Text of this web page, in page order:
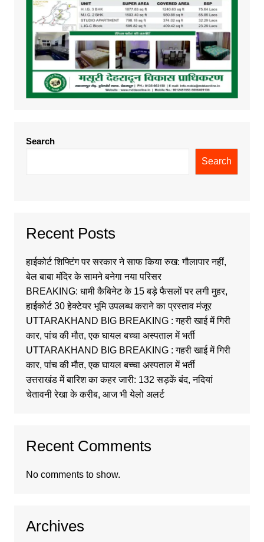
Search
Search
Recent Posts
हाईकोर्ट शिफ्टिंग पर सरकार ने साफ किया रुख: गौलापार नहीं,
बेल बाबा मंदिर के सामने बनेगा नया परिसर
BREAKING: धामी कैबिनेट के 15 बड़े फैसलों पर लगी मुहर,
हाईकोर्ट 30 हेक्टेयर भूमि उपलब्ध कराने का प्रस्ताव मंजूर
UTTARAKHAND BIG BREAKING : गहरी खाई में गिरी
कार, पांच की मौत, एक घायल बच्चा अस्पताल में भर्ती
UTTARAKHAND BIG BREAKING : गहरी खाई में गिरी
कार, पांच की मौत, एक घायल बच्चा अस्पताल में भर्ती
उत्तराखंड में बारिश का कहर जारी: 132 सड़कें बंद, नदियां
चेतावनी रेखा के करीब, आज भी येलो अलर्ट
Recent Comments
No comments to show.
Archives